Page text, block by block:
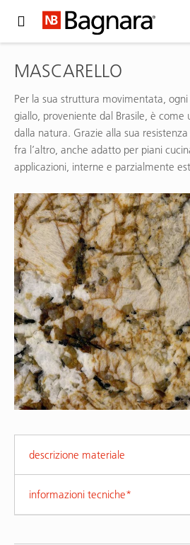
MASCARELLO
Per la sua struttura movimentata,
giallo, proveniente dal Brasile, è come
dalla natura. Grazie alla sua
fra l’altro, anche adatto per piani
applicazioni, interne e parzialmente
descrizione materiale
informazioni tecniche*